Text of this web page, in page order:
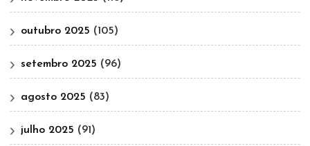
outubro 2025 (105)
setembro 2025 (96)
agosto 2025 (83)
julho 2025 (91)